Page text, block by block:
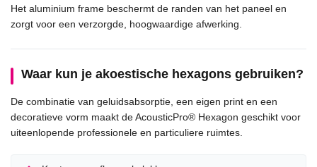
Het aluminium frame beschermt de randen van het paneel en
zorgt voor een verzorgde, hoogwaardige afwerking.
Waar kun je akoestische hexagons gebruiken?
De combinatie van geluidsabsorptie, een eigen print en een
decoratieve vorm maakt de AcousticPro® Hexagon geschikt voor
uiteenlopende professionele en particuliere ruimtes.